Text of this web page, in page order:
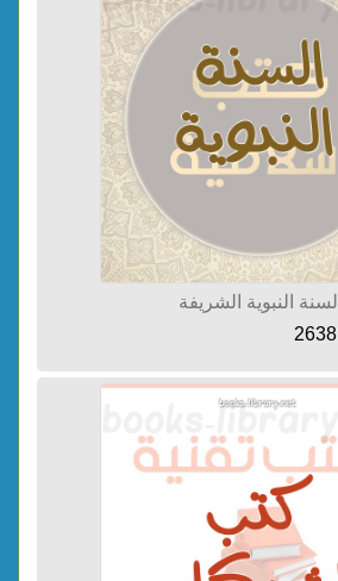
السنة النبوية الشريفة